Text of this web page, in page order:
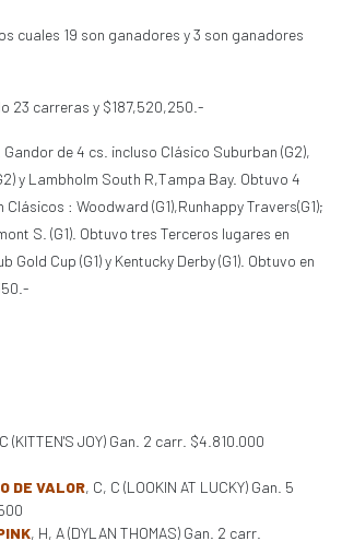
cuales 19 son ganadores y 3 son ganadores
23 carreras y $187,520,250.-
Gandor de 4 cs. incluso Clásico Suburban (G2),
y Lambholm South R,Tampa Bay. Obtuvo 4
: Woodward (G1),Runhappy Travers(G1);
S. (G1). Obtuvo tres Terceros lugares en
Gold Cup (G1) y Kentucky Derby (G1). Obtuvo en
(KITTEN'S JOY) Gan. 2 carr. $4.810.000
DE VALOR, C, C (LOOKIN AT LUCKY) Gan. 5
, H, A (DYLAN THOMAS) Gan. 2 carr.